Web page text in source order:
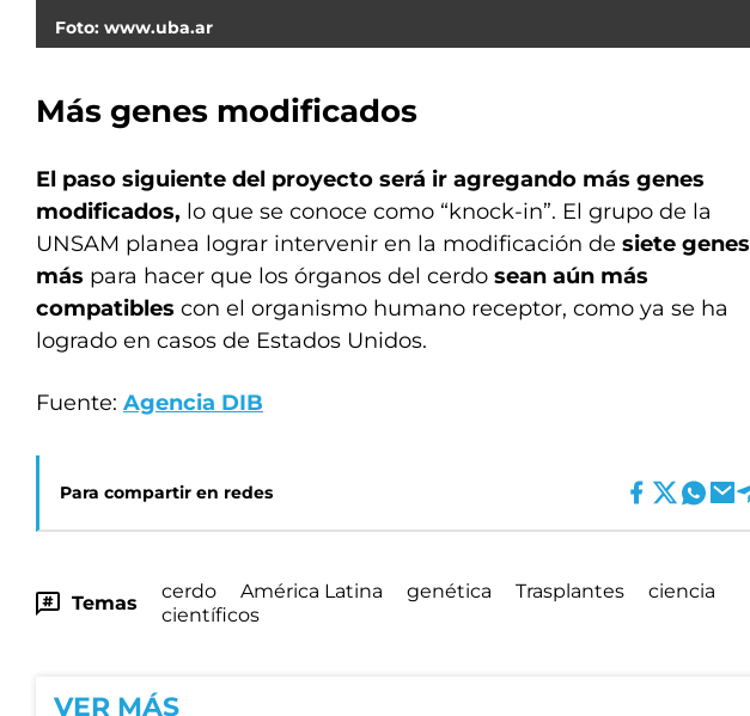
Foto: www.uba.ar
Más genes modificados
El paso siguiente del proyecto será ir agregando más genes
modificados, lo que se conoce como “knock-in”. El grupo de la
UNSAM planea lograr intervenir en la modificación de siete genes
más para hacer que los órganos del cerdo sean aún más
compatibles con el organismo humano receptor, como ya se ha
logrado en casos de Estados Unidos.
Fuente: Agencia DIB
Para compartir en redes
Temas
cerdo América Latina genética Trasplantes
ciencia
científicos
VER MÁS